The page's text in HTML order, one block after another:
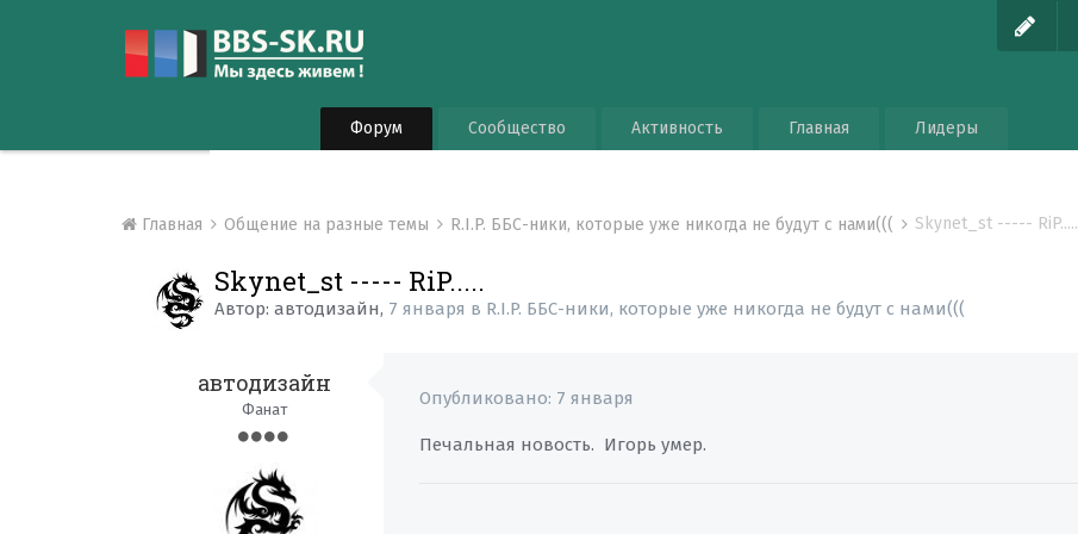
Форум Сообщество Активность Главная Лидеры
Главная Общение на разные темы R.I.P. ББС-ники, которые уже никогда не будут с нами((( Skynet_st ----- RiP.....
Skynet_st ----- RiP.....
Автор:автодизайн, 7 января в R.I.P. ББС-ники, которые уже никогда не будут с нами(((
автодизайн
Фанат
Опубликовано: 7 января
Печальная новость. Игорь умер.